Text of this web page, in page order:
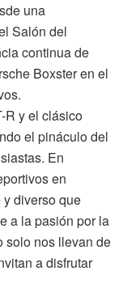
una
Salón del
continua de
Boxster en el
R y el clásico
el pináculo del
En
en
diverso que
a la pasión por la
solo nos llevan de
a disfrutar